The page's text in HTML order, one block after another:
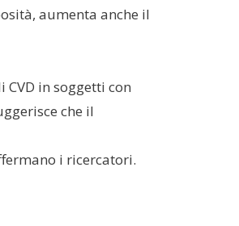
aumenta anche il
in soggetti con
che il
i ricercatori.